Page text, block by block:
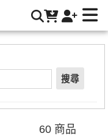
台灣原廠購物網
搜尋
60 商品